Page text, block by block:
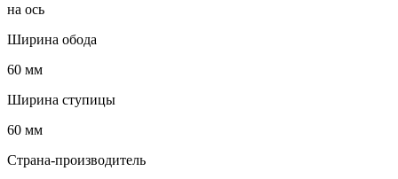
на ось
Ширина обода
60 мм
Ширина ступицы
60 мм
Страна-производитель